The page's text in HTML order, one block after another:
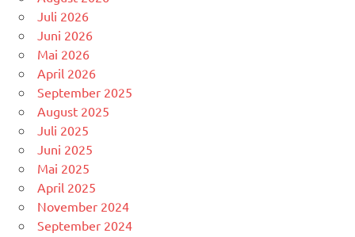
Juli 2026
Juni 2026
Mai 2026
April 2026
September 2025
August 2025
Juli 2025
Juni 2025
Mai 2025
April 2025
November 2024
September 2024